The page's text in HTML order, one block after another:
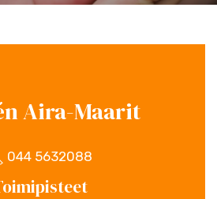
Aira-Maarit
044 5632088